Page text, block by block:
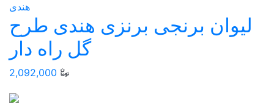
هندی
لیوان برنجی برنزی هندی طرح
گل راه دار
2,092,000